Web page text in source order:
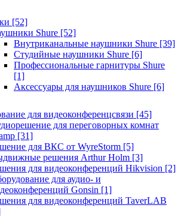
[52]
Shure [52]
Внутриканальные наушники Shure [39]
Студийные наушники Shure [6]
Профессиональные гарнитуры Shure
[1]
Аксессуары для наушников Shure [6]
для видеоконференцсвязи [45]
для переговорных комнат
[31]
для ВКС от WyreStorm [5]
решения Arthur Holm [3]
для видеоконференций Hikvision [2]
для аудио- и
Gonsin [1]
для видеоконференций TaverLAB